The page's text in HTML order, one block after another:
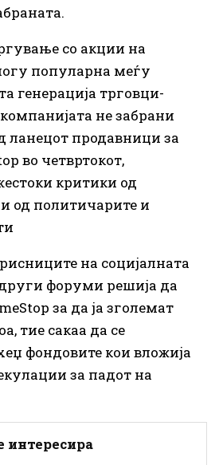
со акции на
популарна меѓу
генерација трговци-
не забрани
ланецот продавници за
во четвртокот,
критики од
од политичарите и
на социјалната
форуми решија да
за да ја зголемат
тие сакаа да се
фондовите кои вложија
за падот на
интересира